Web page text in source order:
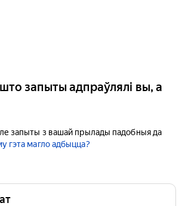
запыты адпраўлялі вы, а
запыты з вашай прылады падобныя да
гэта магло адбыцца?